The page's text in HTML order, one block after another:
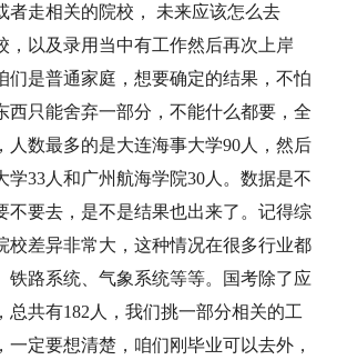
者走相关的院校， 未来应该怎么去
以及录用当中有工作然后再次上岸
是普通家庭，想要确定的结果，不怕
只能舍弃一部分，不能什么都要，全
数最多的是大连海事大学90人，然后
33人和广州航海学院30人。数据是不
要去，是不是结果也出来了。记得综
差异非常大，这种情况在很多行业都
路系统、气象系统等等。国考除了应
共有182人，我们挑一部分相关的工
定要想清楚，咱们刚毕业可以去外，